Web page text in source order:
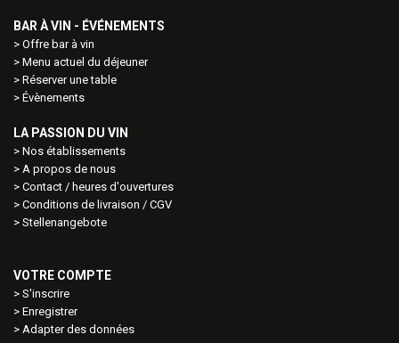
BAR À VIN - ÉVÉNEMENTS
Offre bar à vin
Menu actuel du déjeuner
Réserver une table
Évènements
LA PASSION DU VIN
Nos établissements
A propos de nous
Contact / heures d'ouvertures
Conditions de livraison / CGV
Stellenangebote
VOTRE COMPTE
S'inscrire
Enregistrer
Adapter des données